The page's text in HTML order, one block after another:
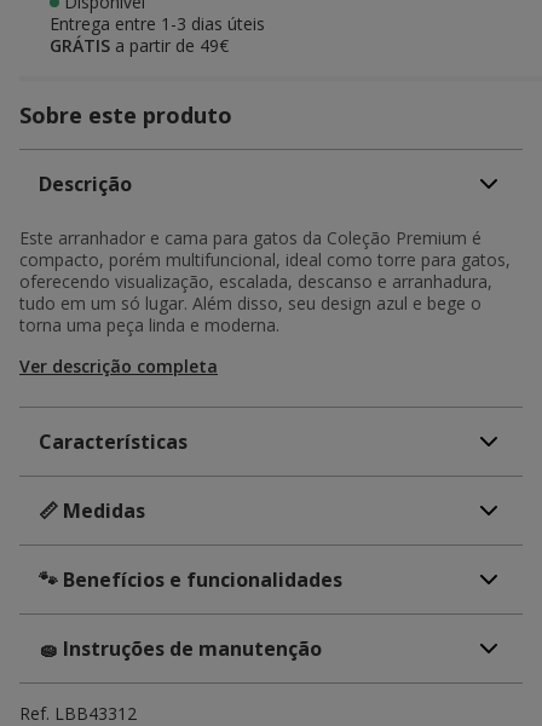
Entrega entre 1-3 dias úteis
GRÁTIS a partir de 49€
Sobre este produto
Descrição
Este arranhador e cama para gatos da Coleção Premium é
compacto, porém multifuncional, ideal como torre para gatos,
oferecendo visualização, escalada, descanso e arranhadura,
tudo em um só lugar. Além disso, seu design azul e bege o
torna uma peça linda e moderna.
Ver descrição completa
Características
📏 Medidas
🐾 Benefícios e funcionalidades
🧽 Instruções de manutenção
Ref. LBB43312